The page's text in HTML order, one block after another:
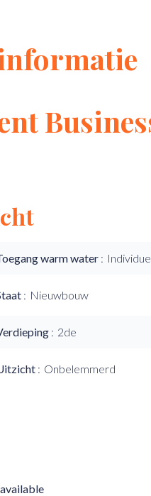
warm water
Nieuwbouw
2de
Onbelemmerd